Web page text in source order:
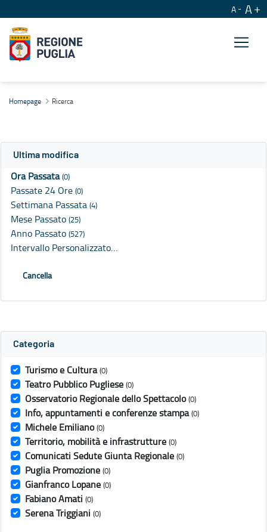
A A
Homepage Ricerca
Ultima modifica
Ora Passata(0)
Passate 24 Ore (0)
Settimana Passata (4)
Mese Passato (25)
Anno Passato (527)
Intervallo Personalizzato…
Cancella
Categoria
Turismo e Cultura (0)
Teatro Pubblico Pugliese (0)
Osservatorio Regionale dello Spettacolo (0)
Info, appuntamenti e conferenze stampa (0)
Michele Emiliano (0)
Territorio, mobilità e infrastrutture (0)
Comunicati Sedute Giunta Regionale (0)
Puglia Promozione (0)
Gianfranco Lopane (0)
Fabiano Amati (0)
Serena Triggiani (0)